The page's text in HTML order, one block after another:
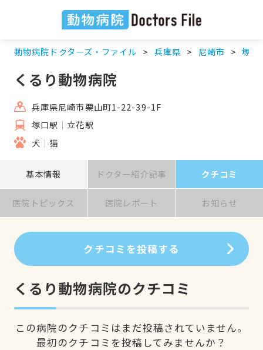
動物病院ドクターズ・ファイル 兵庫県 尼崎市 塚口
くるり動物病院
兵庫県尼崎市栗山町1-22-39-1F
塚口駅
立花駅
犬
猫
基本情報 ドクター紹介記事 クチコミ
医院トピックス 医院レポート お知らせ
クチコミを投稿する
くるり動物病院のクチコミ
この病院のクチコミはまだ投稿されていません。
最初のクチコミを投稿してみませんか？